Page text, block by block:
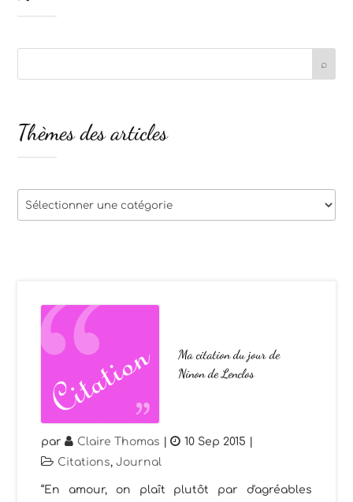
Ma citation du jour de
Ninon de Lenclos
par Claire Thomas | 10 Sep 2015 |
Citations,Journal
“En amour, on plaît plutôt par d'agréables
Thèmes des articles
Thèmes
des